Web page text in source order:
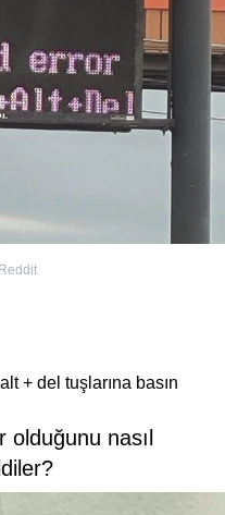
+ del tuşlarına basın
olduğunu nasıl